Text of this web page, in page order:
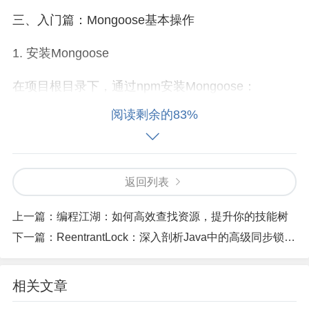
三、入门篇：Mongoose基本操作
1. 安装Mongoose
在项目根目录下，通过npm安装Mongoose：
npm install mongoose
```
2. 连接MongoDB
const mongoose = require('mongoose');
阅读剩余的83%
返回列表
上一篇： 编程江湖：如何高效查找资源，提升你的技能树
下一篇： ReentrantLock：深入剖析Java中的高级同步锁机制
相关文章